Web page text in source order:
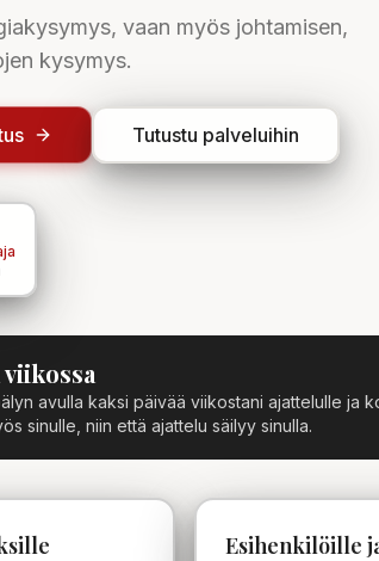
vaan myös johtamisen,
kysymys.
Tutustu palveluihin
viikossa
avulla kaksi päivää viikostani ajattelulle ja
sinulle, niin että ajattelu säilyy sinulla.
Esihenkilöille